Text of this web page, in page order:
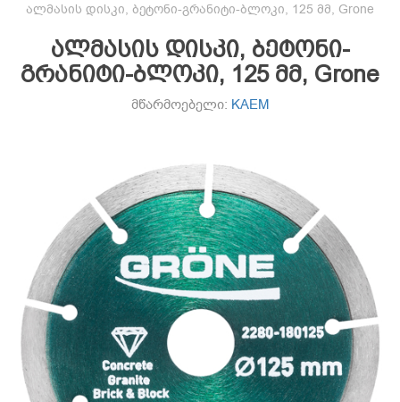
ალმასის დისკი, ბეტონი-გრანიტი-ბლოკი, 125 მმ, Grone
ალმასის დისკი, ბეტონი-
გრანიტი-ბლოკი, 125 მმ, Grone
მწარმოებელი: KAEM